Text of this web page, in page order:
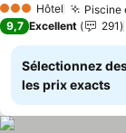
3 ÉtoilesHôtel Piscine
9,7 Excellent 291
Sélectionnez
les prix exacts